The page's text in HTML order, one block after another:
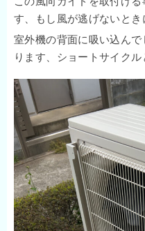
す、もし風が逃げないとき
室外機の背面に吸い込ん
ります、ショートサイクル